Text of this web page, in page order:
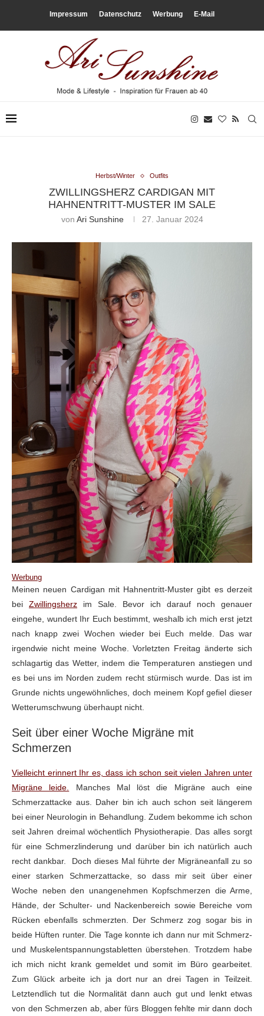
Impressum Datenschutz Werbung E-Mail
Herbst/Winter Outfits
ZWILLINGSHERZ CARDIGAN MIT
HAHNENTRITT-MUSTER IM SALE
von Ari Sunshine 27. Januar 2024
Werbung
Meinen neuen Cardigan mit Hahnentritt-Muster gibt es derzeit
bei Zwillingsherz im Sale. Bevor ich darauf noch genauer
eingehe, wundert Ihr Euch bestimmt, weshalb ich mich erst jetzt
nach knapp zwei Wochen wieder bei Euch melde. Das war
irgendwie nicht meine Woche. Vorletzten Freitag änderte sich
schlagartig das Wetter, indem die Temperaturen anstiegen und
es bei uns im Norden zudem recht stürmisch wurde. Das ist im
Grunde nichts ungewöhnliches, doch meinem Kopf gefiel dieser
Wetterumschwung überhaupt nicht.
Seit über einer Woche Migräne mit
Schmerzen
Vielleicht erinnert Ihr es, dass ich schon seit vielen Jahren unter
Migräne leide. Manches Mal löst die Migräne auch eine
Schmerzattacke aus. Daher bin ich auch schon seit längerem
bei einer Neurologin in Behandlung. Zudem bekomme ich schon
seit Jahren dreimal wöchentlich Physiotherapie. Das alles sorgt
für eine Schmerzlinderung und darüber bin ich natürlich auch
recht dankbar. Doch dieses Mal führte der Migräneanfall zu so
einer starken Schmerzattacke, so dass mir seit über einer
Woche neben den unangenehmen Kopfschmerzen die Arme,
Hände, der Schulter- und Nackenbereich sowie Bereiche vom
Rücken ebenfalls schmerzten. Der Schmerz zog sogar bis in
beide Hüften runter. Die Tage konnte ich dann nur mit Schmerz-
und Muskelentspannungstabletten überstehen. Trotzdem habe
ich mich nicht krank gemeldet und somit im Büro gearbeitet.
Zum Glück arbeite ich ja dort nur an drei Tagen in Teilzeit.
Letztendlich tut die Normalität dann auch gut und lenkt etwas
von den Schmerzen ab, aber fürs Bloggen fehlte mir dann doch